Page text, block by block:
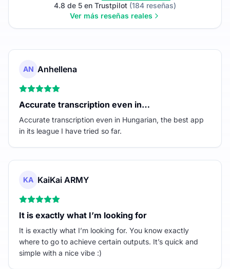
4.8 de 5 en Trustpilot (184 reseñas)
Ver más reseñas reales
AN Anhellena
Accurate transcription even in…
Accurate transcription even in Hungarian, the best app
in its league I have tried so far.
KA KaiKai ARMY
It is exactly what I’m looking for
It is exactly what I’m looking for. You know exactly
where to go to achieve certain outputs. It’s quick and
simple with a nice vibe :)